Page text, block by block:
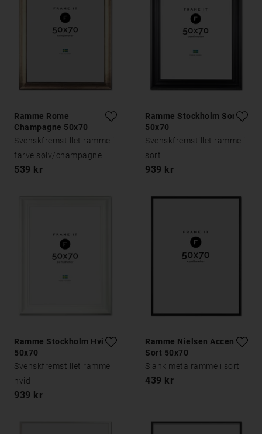
Ramme Rome
Champagne 50x70
Svenskfremstillet ramme i
farve sølv/champagne
539 kr
Ramme Stockholm Sort
50x70
Svenskfremstillet ramme i
sort
939 kr
Ramme Stockholm Hvid
50x70
Svenskfremstillet ramme i
hvid
939 kr
Ramme Nielsen Accent
Sort 50x70
Slank metalramme i sort
439 kr